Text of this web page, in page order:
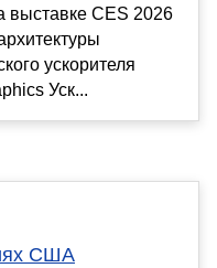
CES 2026
ускорителя
Уск...
США